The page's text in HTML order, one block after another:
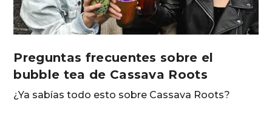
Preguntas frecuentes sobre el
bubble tea de Cassava Roots
¿Ya sabías todo esto sobre Cassava Roots?